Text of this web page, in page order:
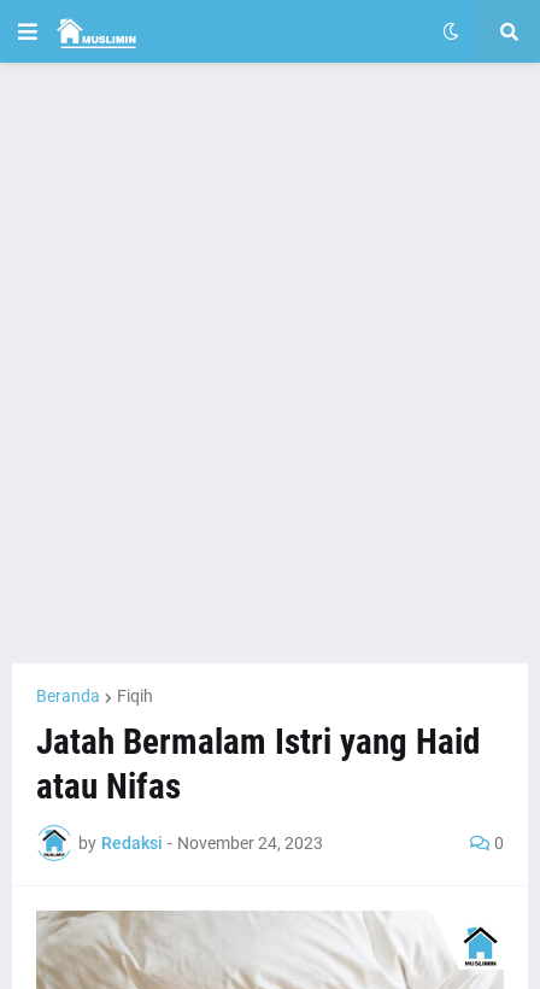
Beranda Fiqih
Jatah Bermalam Istri yang Haid
atau Nifas
by Redaksi - November 24, 2023 0